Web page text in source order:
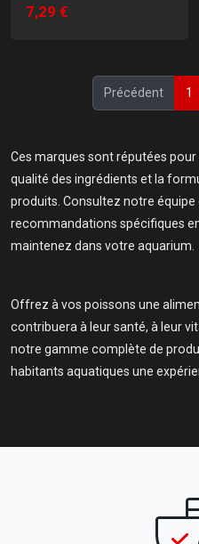
7,29 €
Précédent 1
Ces marques sont réputées
qualité des ingrédients et la
produits. Consultez notre équipe
recommandations spécifiques
maintenez dans votre aquarium.
Offrez à vos poissons une
contribuera à leur santé, à leur
notre gamme complète de
habitants aquatiques une